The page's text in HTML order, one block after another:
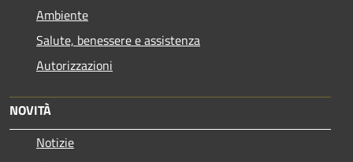
Ambiente
Salute, benessere e assistenza
Autorizzazioni
NOVITÀ
Notizie